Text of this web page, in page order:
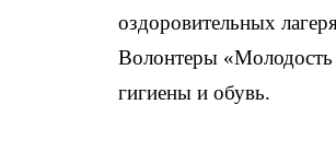
оздоровительных
Волонтеры «Молодость
гигиены и обувь.